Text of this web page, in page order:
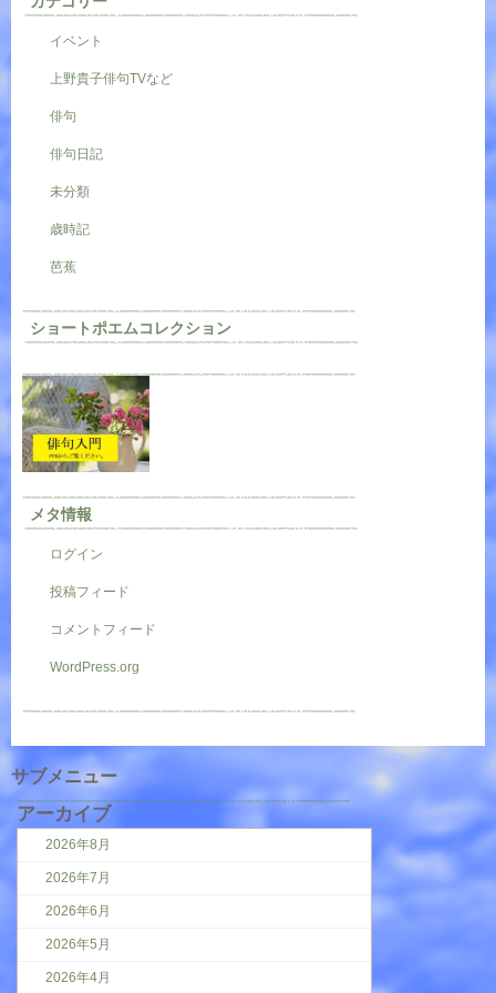
イベント
上野貴子俳句TVなど
俳句
俳句日記
未分類
歳時記
芭蕉
ショートポエムコレクション
メタ情報
ログイン
投稿フィード
コメントフィード
WordPress.org
サブメニュー
アーカイブ
2026年8月
2026年7月
2026年6月
2026年5月
2026年4月